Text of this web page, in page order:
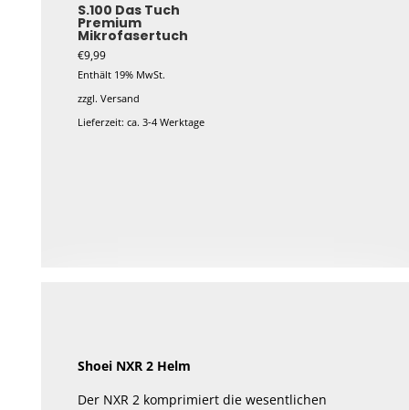
S.100 Das Tuch
Premium
Mikrofasertuch
€9,99
Enthält 19% MwSt.
zzgl.Versand
Lieferzeit: ca. 3-4 Werktage
Shoei NXR 2 Helm
Der NXR 2 komprimiert die wesentlichen